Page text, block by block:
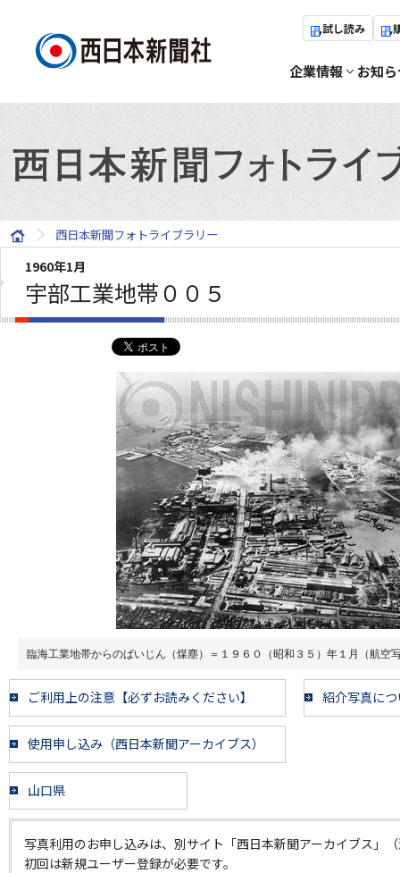
試し読み
企業情報 お知
西日本新聞フォトライブラリー
1960年1月
宇部工業地帯００５
臨海工業地帯からのばいじん（煤塵）＝１９６０（昭和３５）年１月（航空
ご利用上の注意【必ずお読みください】 紹介写真に
使用申し込み（西日本新聞アーカイブス）
山口県
写真利用のお申し込みは、別サイト「西日本新聞アーカイブス」
初回は新規ユーザー登録が必要です。